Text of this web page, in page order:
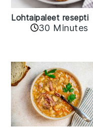
Lohtaipaleet resepti
30 Minutes